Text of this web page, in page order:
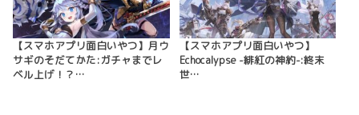
【スマホアプリ面白いやつ】月ウ
サギのそだてかた:ガチャまでレ
ベル上げ！？…
【スマホアプリ面白いやつ】
Echocalypse -緋紅の神約-:終末
世…